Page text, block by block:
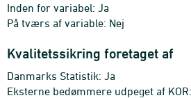
Inden for variabel: Ja
På tværs af variable: Nej
Kvalitetssikring foretaget af
Danmarks Statistik: Ja
Eksterne bedømmere udpeget af